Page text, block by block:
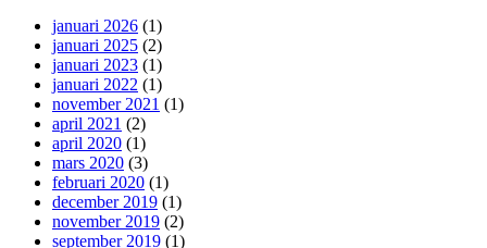
januari 2026 (1)
januari 2025 (2)
januari 2023 (1)
januari 2022 (1)
november 2021 (1)
april 2021 (2)
april 2020 (1)
mars 2020 (3)
februari 2020 (1)
december 2019 (1)
november 2019 (2)
september 2019 (1)